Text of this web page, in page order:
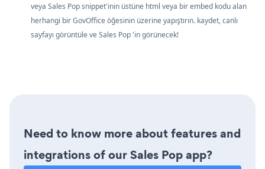
veya Sales Pop snippet'inin üstüne html veya bir embed kodu alan
herhangi bir GovOffice öğesinin üzerine yapıştırın. kaydet, canlı
sayfayı görüntüle ve Sales Pop 'in görünecek!
Need to know more about features and
integrations of our Sales Pop app?